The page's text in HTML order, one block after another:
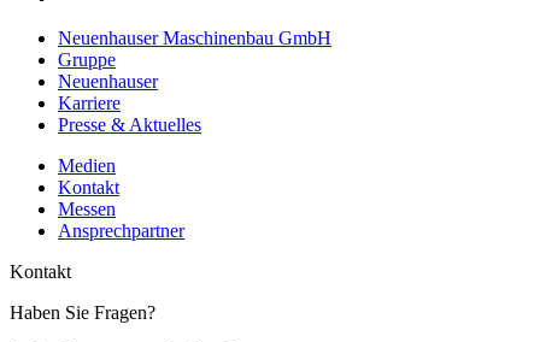
Neuenhauser Maschinenbau GmbH
Gruppe
Neuenhauser
Karriere
Presse & Aktuelles
Medien
Kontakt
Messen
Ansprechpartner
Kontakt
Haben Sie Fragen?